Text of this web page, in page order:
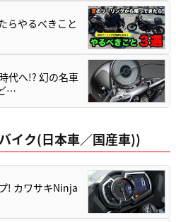
らやるべきこと
代へ!? 幻の名車
…
イク(日本車／国産車))
! カワサキNinja